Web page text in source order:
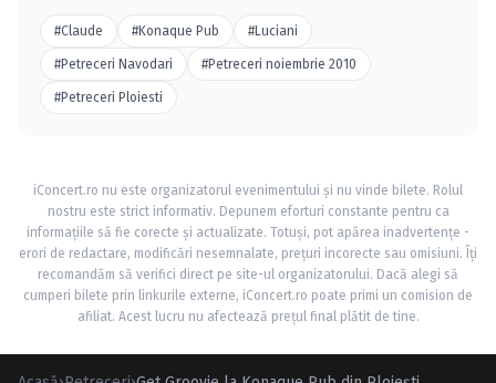
#Claude #Konaque Pub #Luciani
#Petreceri Navodari #Petreceri noiembrie 2010
#Petreceri Ploiesti
iConcert.ro nu este organizatorul evenimentului și nu vinde bilete. Rolul
nostru este strict informativ. Depunem eforturi constante pentru ca
informațiile să fie corecte și actualizate. Totuși, pot apărea inadvertențe -
erori de redactare, modificări nesemnalate, prețuri incorecte sau omisiuni. Îți
recomandăm să verifici direct pe site-ul organizatorului. Dacă alegi să
cumperi bilete prin linkurile externe, iConcert.ro poate primi un comision de
afiliat. Acest lucru nu afectează prețul final plătit de tine.